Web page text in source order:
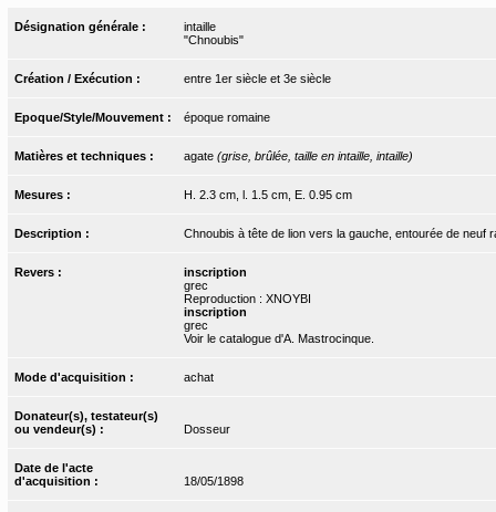
Désignation générale :
intaille
"Chnoubis"
Création / Exécution : entre 1er siècle et 3e siècle
Epoque/Style/Mouvement : époque romaine
Matières et techniques : agate (grise, brûlée, taille en intaille, intaille)
Mesures : H. 2.3 cm, l. 1.5 cm, E. 0.95 cm
Description : Chnoubis à tête de lion vers la gauche, entourée de neuf
Revers :
inscription
grec
Reproduction : XNOYBI
inscription
grec
Voir le catalogue d'A. Mastrocinque.
Mode d'acquisition : achat
Donateur(s), testateur(s)
ou vendeur(s) :
Dosseur
Date de l'acte
d'acquisition :
18/05/1898